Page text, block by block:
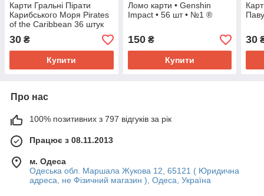
Карти Гральні Пірати
Карибського Моря Pirates
of the Caribbean 36 штук
30 ₴
Купити
Ломо карти • Genshin
Impact • 56 шт • №1 ®
150₴
Купити
30
Про нас
100% позитивних з 797 відгуків за рік
Працює з 08.11.2013
м. Одеса
Одеська обл. Маршала Жукова 12, 65121 ( Юридична
адреса, не Фізичний магазин ), Одеса, Україна